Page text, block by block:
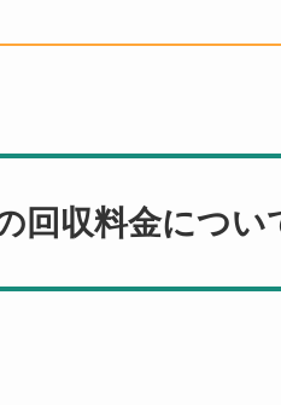
回収料金につい